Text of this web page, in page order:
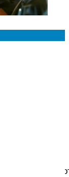
табличке